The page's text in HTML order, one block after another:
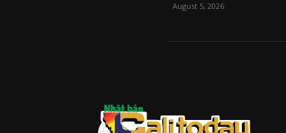
August 5, 2026